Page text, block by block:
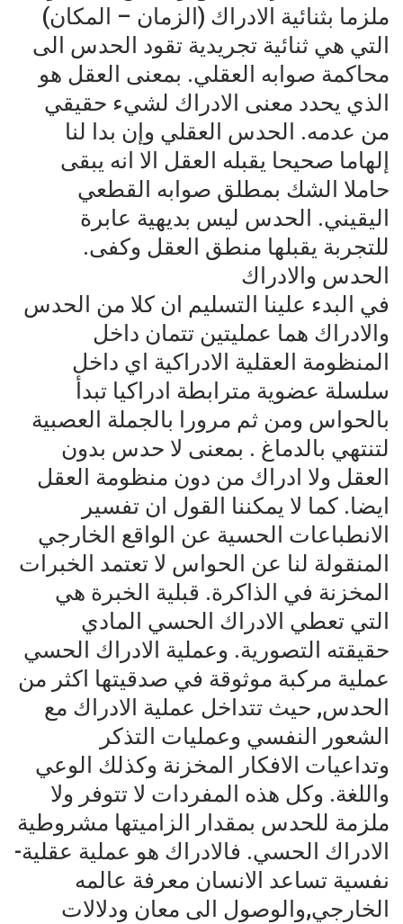
ملزما بثنائية الادراك (الزمان – المكان)
التي هي ثنائية تجريدية تقود الحدس الى
محاكمة صوابه العقلي. بمعنى العقل هو
الذي يحدد معنى الادراك لشيء حقيقي
من عدمه. الحدس العقلي وإن بدا لنا
إلهاما صحيحا يقبله العقل الا انه يبقى
حاملا الشك بمطلق صوابه القطعي
اليقيني. الحدس ليس بديهية عابرة
للتجربة يقبلها منطق العقل وكفى.
الحدس والادراك
في البدء علينا التسليم ان كلا من الحدس
والادراك هما عمليتين تتمان داخل
المنظومة العقلية الادراكية اي داخل
سلسلة عضوية مترابطة ادراكيا تبدأ
بالحواس ومن ثم مرورا بالجملة العصبية
لتنتهي بالدماغ . بمعنى لا حدس بدون
العقل ولا ادراك من دون منظومة العقل
ايضا. كما لا يمكننا القول ان تفسير
الانطباعات الحسية عن الواقع الخارجي
المنقولة لنا عن الحواس لا تعتمد الخبرات
المخزنة في الذاكرة. قبلية الخبرة هي
التي تعطي الادراك الحسي المادي
حقيقته التصورية. وعملية الادراك الحسي
عملية مركبة موثوقة في صدقيتها اكثر من
الحدس, حيث تتداخل عملية الادراك مع
الشعور النفسي وعمليات التذكر
وتداعيات الافكار المخزنة وكذلك الوعي
واللغة. وكل هذه المفردات لا تتوفر ولا
ملزمة للحدس بمقدار الزاميتها مشروطية
الادراك الحسي. فالادراك هو عملية عقلية-
نفسية تساعد الانسان معرفة عالمه
الخارجي,والوصول الى معان ودلالات